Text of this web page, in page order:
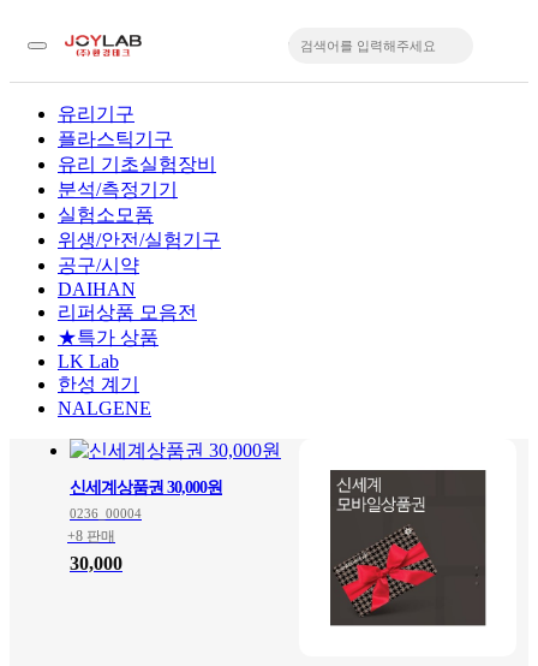
유리기구
플라스틱기구
유리 기초실험장비
분석/측정기기
실험소모품
위생/안전/실험기구
공구/시약
DAIHAN
리퍼상품 모음전
★특가 상품
LK Lab
한성 계기
NALGENE
신세계상품권 30,000원
0236_00004
+8 판매
30,000